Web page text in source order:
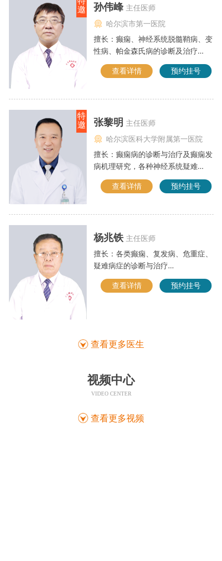
邀
孙伟峰 主任医师
哈尔滨市第一医院
擅长：癫痫、神经系统脱髓鞘病、变
性病、帕金森氏病的诊断及治疗...
查看详情 预约挂号
特
邀
张黎明 主任医师
哈尔滨医科大学附属第一医院
擅长：癫痫病的诊断与治疗及癫痫发
病机理研究，各种神经系统疑难...
查看详情 预约挂号
杨兆铁 主任医师
擅长：各类癫痫、复发病、危重症、
疑难病症的诊断与治疗...
查看详情 预约挂号
查看更多医生
视频中心
VIDEO CENTER
查看更多视频